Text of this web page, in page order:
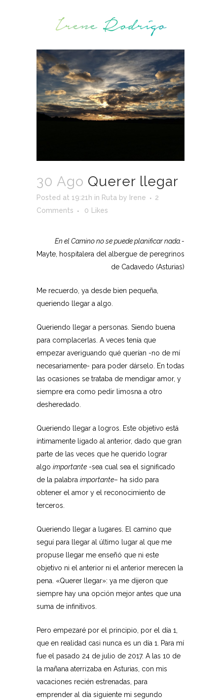
30 Ago Querer llegar
Posted at 19:21h in Ruta by Irene
2
Comments
0 Likes
En el Camino no se puede planificar nada.-
Mayte, hospitalera del albergue de peregrinos
de Cadavedo (Asturias)
Me recuerdo, ya desde bien pequeña,
queriendo llegar a algo.
Queriendo llegar a personas. Siendo buena
para complacerlas. A veces tenía que
empezar averiguando qué querían -no de mí
necesariamente- para poder dárselo. En todas
las ocasiones se trataba de mendigar amor, y
siempre era como pedir limosna a otro
desheredado.
Queriendo llegar a logros. Este objetivo está
íntimamente ligado al anterior, dado que gran
parte de las veces que he querido lograr
algo importante -sea cual sea el significado
de la palabra importante– ha sido para
obtener el amor y el reconocimiento de
terceros.
Queriendo llegar a lugares. El camino que
seguí para llegar al último lugar al que me
propuse llegar me enseñó que ni este
objetivo ni el anterior ni el anterior merecen la
pena. «Querer llegar»: ya me dijeron que
siempre hay una opción mejor antes que una
suma de infinitivos.
Pero empezaré por el principio, por el día 1,
que en realidad casi nunca es un día 1. Para mí
fue el pasado 24 de julio de 2017. A las 10 de
la mañana aterrizaba en Asturias, con mis
vacaciones recién estrenadas, para
emprender al día siguiente mi segundo